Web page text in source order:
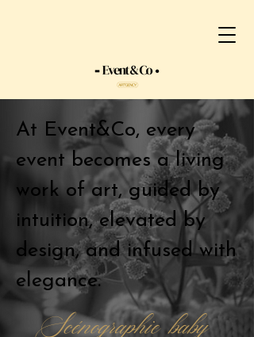
At Event&Co, every
event becomes a living
work of art, guided by
intuition, elevated by
design, and infused with
elegance.
Scénographie baby